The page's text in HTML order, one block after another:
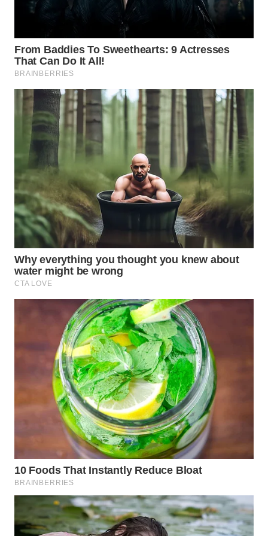
WN
BINTAN
WN
MANDALIKA
LIKUPANG
WN
LABUANBAJO
WN
BORNEO
Wahana
NEWS
WAHANA
WAHANA
INFRASTRUKTUR
WAHANA
KONSUMEN